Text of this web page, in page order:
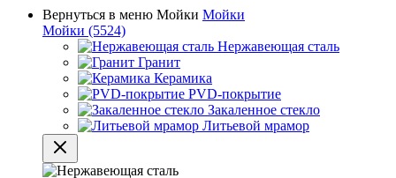
Вернуться в меню Мойки Мойки
Мойки (5524)
Нержавеющая сталь
Гранит
Керамика
PVD-покрытие
Закаленное стекло
Литьевой мрамор